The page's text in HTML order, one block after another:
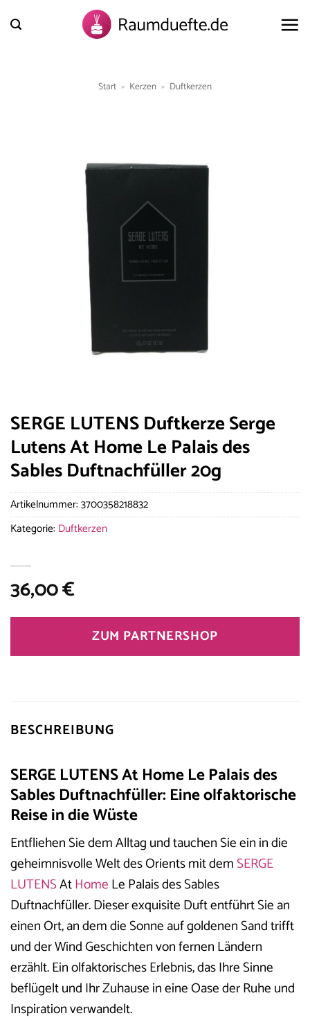
Inhalt
Start » Kerzen » Duftkerzen
SERGE LUTENS Duftkerze Serge
Lutens At Home Le Palais des
Sables Duftnachfüller 20g
36,00€
ZUM PARTNERSHOP
Artikelnummer: 3700358218832
Kategorie: Duftkerzen
BESCHREIBUNG
SERGE LUTENS At Home Le Palais des
Sables Duftnachfüller: Eine olfaktorische
Reise in die Wüste
Entfliehen Sie dem Alltag und tauchen Sie ein in die
geheimnisvolle Welt des Orients mit demSERGE
LUTENSAtHomeLe Palais des Sables
Duftnachfüller. Dieser exquisite Duft entführt Sie an
einen Ort, an dem die Sonne auf goldenen Sand trifft
und der Wind Geschichten von fernen Ländern
erzählt. Ein olfaktorisches Erlebnis, das Ihre Sinne
beflügelt und Ihr Zuhause in eine Oase der Ruhe und
Inspiration verwandelt.